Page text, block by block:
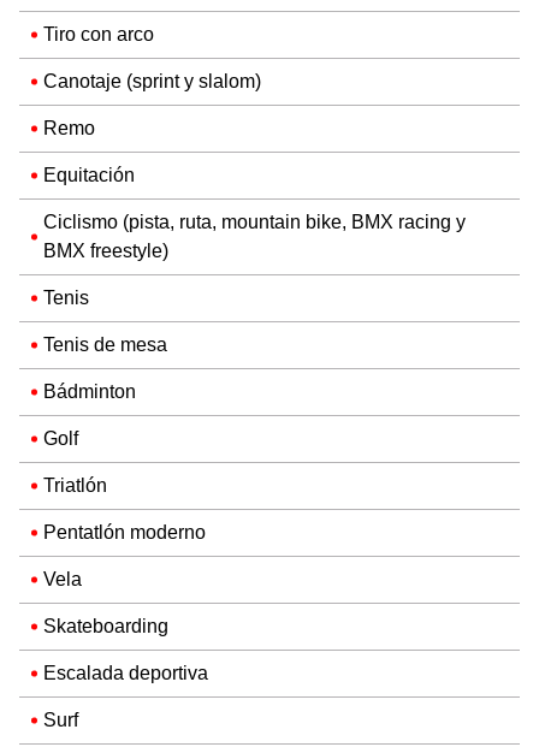
Tiro con arco
Canotaje (sprint y slalom)
Remo
Equitación
Ciclismo (pista, ruta, mountain bike, BMX racing y
BMX freestyle)
Tenis
Tenis de mesa
Bádminton
Golf
Triatlón
Pentatlón moderno
Vela
Skateboarding
Escalada deportiva
Surf